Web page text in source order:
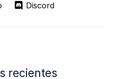
Discord
recientes